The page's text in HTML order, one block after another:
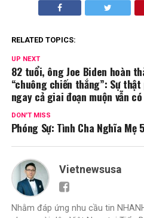
RELATED TOPICS:
UP NEXT
82 tuổi, ông Joe Biden hoàn
“chuông chiến thắng”: Sự
ngay cả giai đoạn muộn vẫn
DON'T MISS
Phóng Sự: Tình Cha Nghĩa Mẹ 5
Vietnewsusa
Nhằm đáp ứng nhu cầu tin